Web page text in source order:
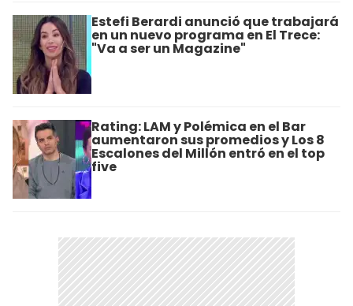
Estefi Berardi anunció que trabajará
en un nuevo programa en El Trece:
"Va a ser un Magazine"
Rating: LAM y Polémica en el Bar
aumentaron sus promedios y Los 8
Escalones del Millón entró en el top
five